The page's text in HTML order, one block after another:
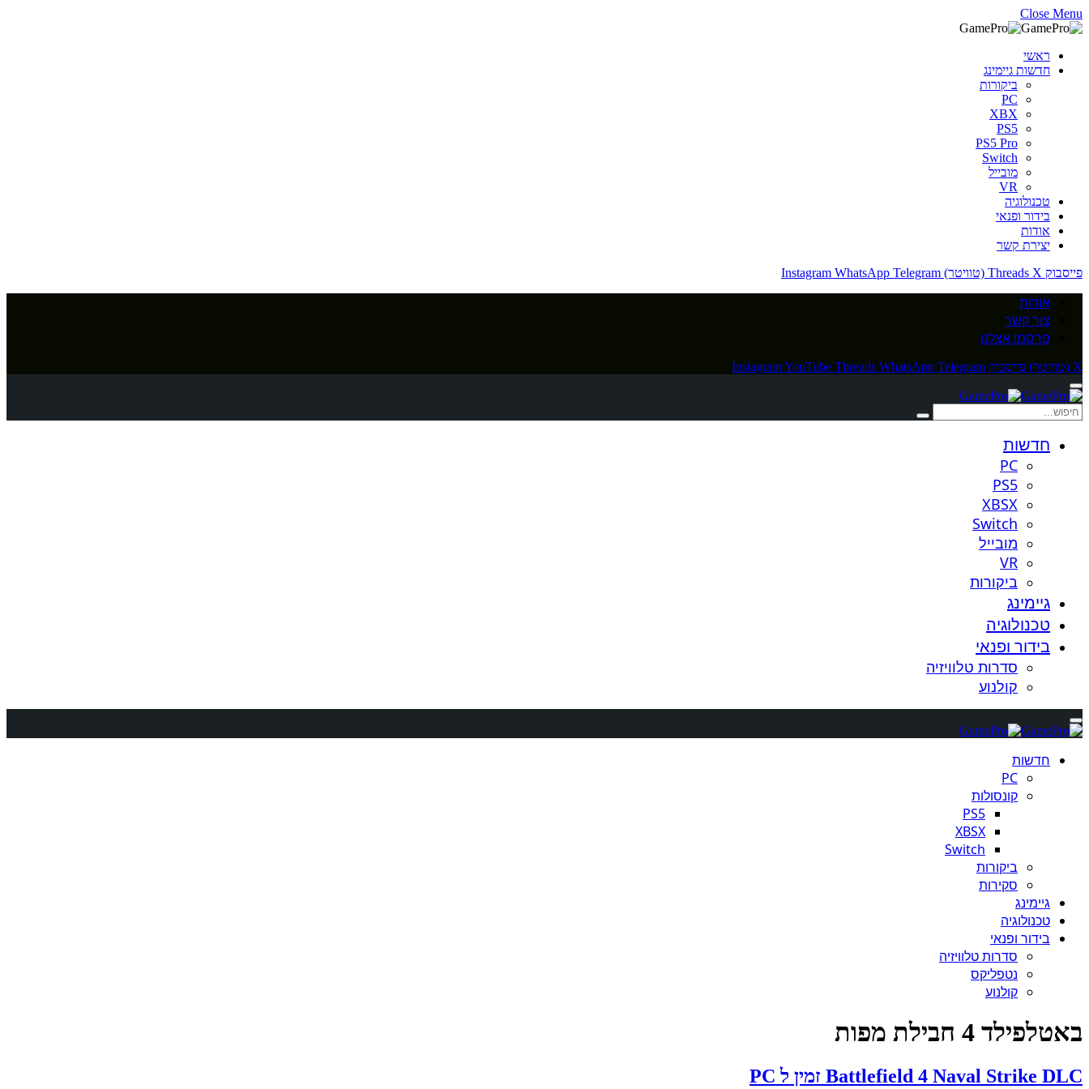
Close Menu
ראשי
חדשות גיימינג
ביקורות
PC
XBX
PS5
PS5 Pro
Switch
מובייל
VR
טכנולוגיה
בידור ופנאי
אודות
יצירת קשר
פייסבוק
Threads X (טוויטר) Instagram WhatsApp Telegram
אודות
צור קשר
פרסמו אצלנו
X (טוויטר) פייסבוק InstagramYouTube Threads WhatsApp Telegram
חדשות
PC
PS5
XBSX
Switch
מובייל
VR
ביקורות
גיימינג
טכנולוגיה
בידור ופנאי
סדרות טלוויזיה
קולנוע
חדשות
PC
קונסולות
PS5
XBSX
Switch
ביקורות
סקירות
גיימינג
טכנולוגיה
בידור ופנאי
סדרות טלוויזיה
נטפליקס
קולנוע
באטלפילד 4 חבילת מפות
Battlefield 4 Naval Strike DLC זמין ל PC